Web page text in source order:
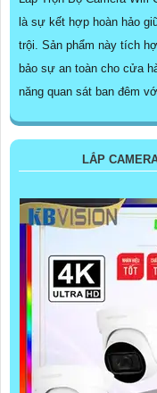
là sự kết hợp hoàn hảo
trội. Sản phẩm này tích
bảo sự an toàn cho cửa
năng quan sát ban đêm
LẮP